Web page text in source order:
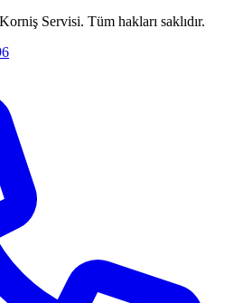
Servisi. Tüm hakları saklıdır.